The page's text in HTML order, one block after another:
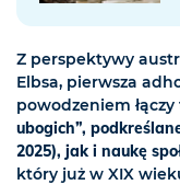
Z perspektywy
Elbsa, pierwsza
powodzeniem
ubogich”,
2025), jak i naukę
który już w XIX